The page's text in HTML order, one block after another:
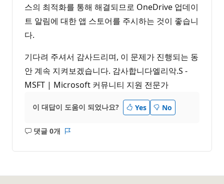
스의 최적화를 통해 해결되므로 OneDrive 업데이
트 알림에 대한 앱 스토어를 주시하는 것이 좋습니
다.
기다려 주셔서 감사드리며, 이 문제가 진행되는 동
안 계속 지켜보겠습니다. 감사합니다엘리악.S -
MSFT | Microsoft 커뮤니티 지원 전문가
이 대답이 도움이 되었나요? Yes No
댓글 0개
설